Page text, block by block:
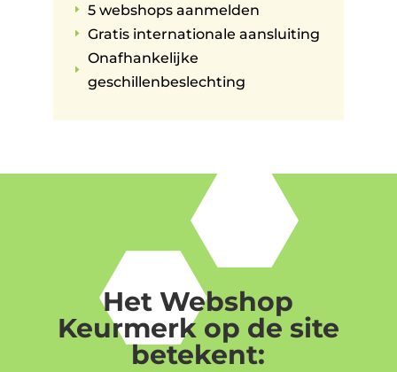
E 5 webshops aanmelden
E Gratis internationale aansluiting
E
Onafhankelijke
geschillenbeslechting
Het Webshop
Keurmerk op de site
betekent: